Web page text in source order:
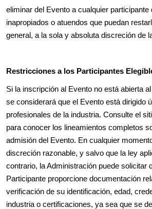
eliminar del Evento a cualquier participante
inapropiados o atuendos que puedan
general, a la sola y absoluta discreción de
Restricciones a los Participantes
Si la inscripción al Evento no está abierta
se considerará que el Evento está dirigido
profesionales de la industria. Consulte el
para conocer los lineamientos completos
admisión del Evento. En cualquier
discreción razonable, y salvo que la ley
contrario, la Administración puede solicitar
Participante proporcione documentación
verificación de su identificación, edad,
industria o certificaciones, ya sea que se